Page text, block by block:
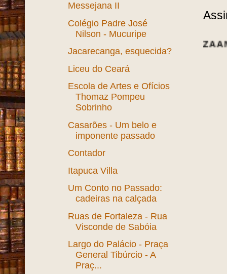
Messejana II
Colégio Padre José
Nilson - Mucuripe
Jacarecanga, esquecida?
Liceu do Ceará
Escola de Artes e Ofícios
Thomaz Pompeu
Sobrinho
Casarões - Um belo e
imponente passado
Contador
Itapuca Villa
Um Conto no Passado:
cadeiras na calçada
Ruas de Fortaleza - Rua
Visconde de Sabóia
Largo do Palácio - Praça
General Tibúrcio - A
Praç...